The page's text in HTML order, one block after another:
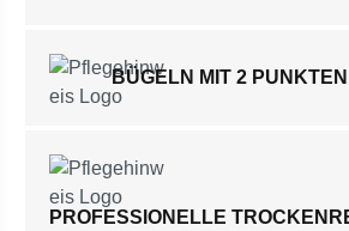
BÜGELN MIT 2 PUNKTEN
PROFESSIONELLE